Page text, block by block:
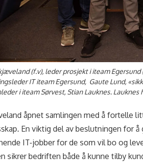
(f.v), leder prosjekt i iteam
IT iteam Egersund, Gaute Lund,
i iteam Sørvest, Stian Lauknes.
åpnet samlingen med å fortelle
En viktig del av beslutningen for
IT-jobber for de som vil bo og
sikrer bedriften både å kunne tilby